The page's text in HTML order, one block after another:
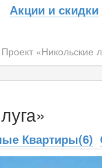
Акции и скидки
Проект «Никольские
Квартиры(6)